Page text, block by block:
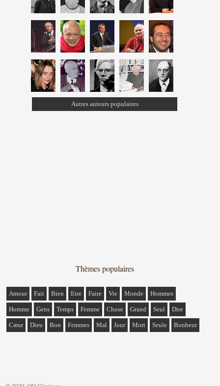
Autres auteurs populaires
Thèmes populaires
Amour Fait Bien Etre Faire Vie Monde Hommes
Homme Gens Temps Femme Chose Grand Seul Dire
Cœur Dieu Bon Femmes Mal Jour Mort Seule Bonheur